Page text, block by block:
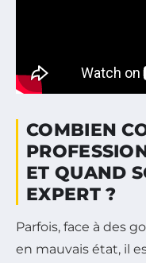
COMBIEN
ET QUAND
EXPERT ?
Parfois, face à des
en mauvais état, il